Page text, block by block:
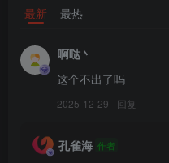
030.Aery Tiefling – Black Swan
最新 最热
啊哒丶
这个不出了吗
2025-12-29 回复
孔雀海 作者